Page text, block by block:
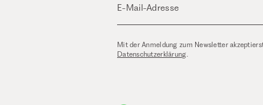
E-Mail-Adresse
Mit der Anmeldung zum Newsletter
Datenschutzerklärung.